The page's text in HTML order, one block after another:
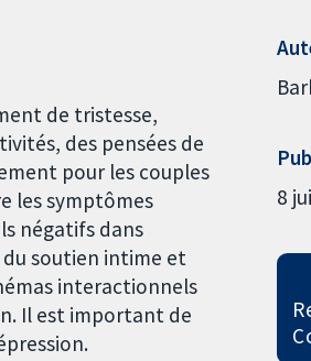
de tristesse,
des pensées de
pour les couples
les symptômes
négatifs dans
soutien intime et
interactionnels
Il est important de
8